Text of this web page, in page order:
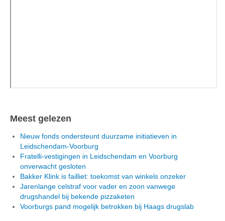
Meest gelezen
Nieuw fonds ondersteunt duurzame initiatieven in
Leidschendam-Voorburg
Fratelli-vestigingen in Leidschendam en Voorburg
onverwacht gesloten
Bakker Klink is failliet: toekomst van winkels onzeker
Jarenlange celstraf voor vader en zoon vanwege
drugshandel bij bekende pizzaketen
Voorburgs pand mogelijk betrokken bij Haags drugslab